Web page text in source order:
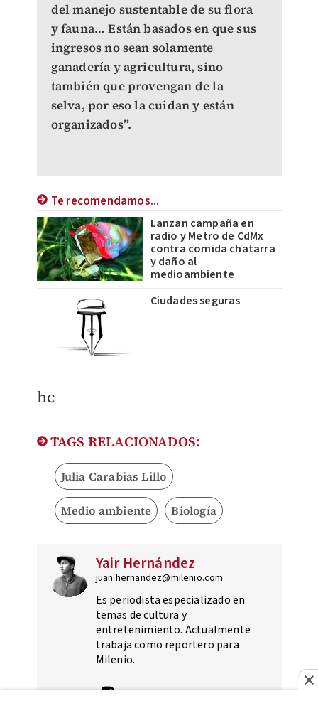
del manejo sustentable de su flora
y fauna… Están basados en que sus
ingresos no sean solamente
ganadería y agricultura, sino
también que provengan de la
selva, por eso la cuidan y están
organizados”.
Te recomendamos...
Lanzan campaña en
radio y Metro de CdMx
contra comida chatarra
y daño al
medioambiente
Ciudades seguras
hc
TAGS RELACIONADOS:
Julia Carabias Lillo
Medio ambiente Biología
Yair Hernández
juan.hernandez@milenio.com
Es periodista especializado en
temas de cultura y
entretenimiento. Actualmente
trabaja como reportero para
Milenio.